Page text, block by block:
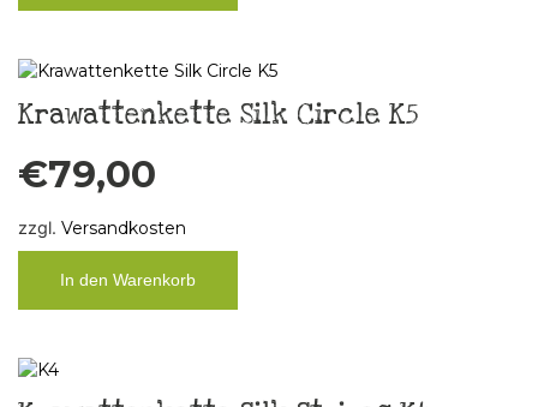
Krawattenkette Silk Circle K5
€79,00
zzgl. Versandkosten
In den Warenkorb